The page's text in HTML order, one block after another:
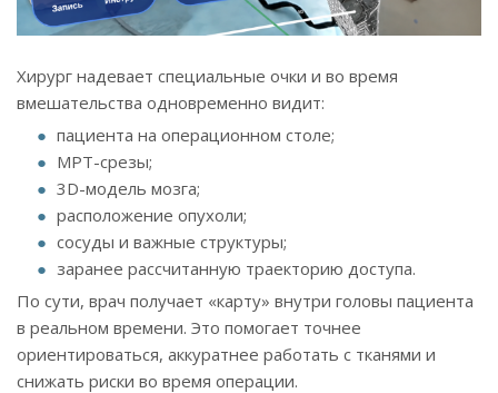
Хирург надевает специальные очки и во время
вмешательства одновременно видит:
пациента на операционном столе;
МРТ-срезы;
3D-модель мозга;
расположение опухоли;
сосуды и важные структуры;
заранее рассчитанную траекторию доступа.
По сути, врач получает «карту» внутри головы пациента
в реальном времени. Это помогает точнее
ориентироваться, аккуратнее работать с тканями и
снижать риски во время операции.